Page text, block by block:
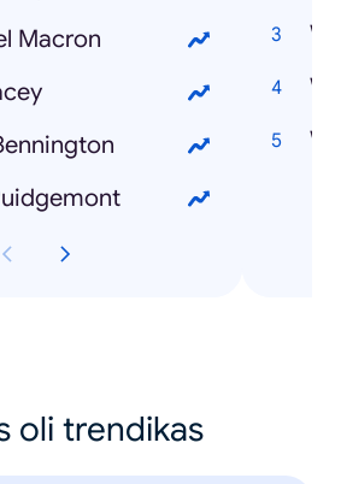
Macron
oli trendikas